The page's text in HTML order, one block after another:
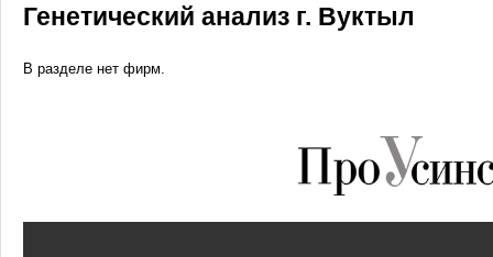
Генетический анализ г. Вуктыл
В разделе нет фирм.